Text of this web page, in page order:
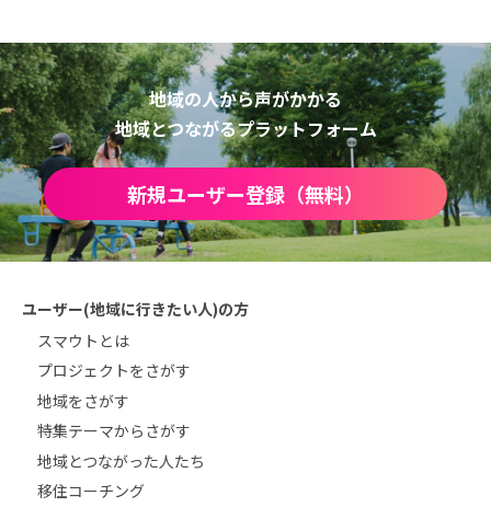
地域の人から声がかかる
地域とつながるプラットフォーム
新規ユーザー登録（無料）
ユーザー(地域に行きたい人)の方
スマウトとは
プロジェクトをさがす
地域をさがす
特集テーマからさがす
地域とつながった人たち
移住コーチング